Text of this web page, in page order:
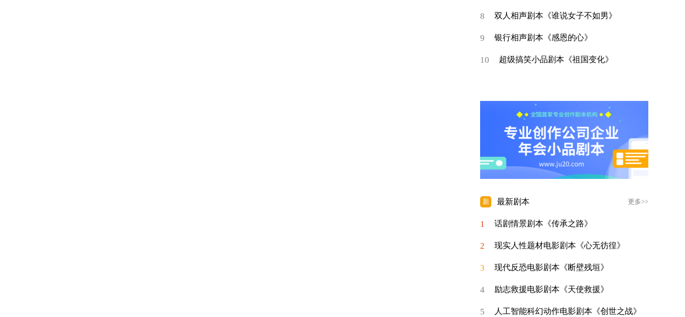
8 双人相声剧本《谁说女子不如男》
9 银行相声剧本《感恩的心》
10 超级搞笑小品剧本《祖国变化》
新 最新剧本 更多>>
1 话剧情景剧本《传承之路》
2 现实人性题材电影剧本《心无彷徨》
3 现代反恐电影剧本《断壁残垣》
4 励志救援电影剧本《天使救援》
5 人工智能科幻动作电影剧本《创世之战》